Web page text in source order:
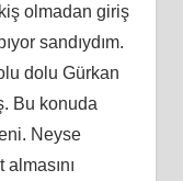
olmadan giriş
sandıydım.
dolu Gürkan
Bu konuda
Neyse